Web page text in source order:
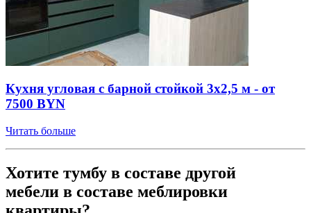
Кухня угловая с барной стойкой 3x2,5 м - от
7500 BYN
Читать больше
Хотите тумбу в составе другой
мебели в составе меблировки